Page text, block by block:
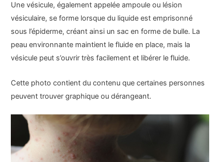
Une vésicule, également appelée ampoule ou lésion
vésiculaire, se forme lorsque du liquide est emprisonné
sous l’épiderme, créant ainsi un sac en forme de bulle. La
peau environnante maintient le fluide en place, mais la
vésicule peut s’ouvrir très facilement et libérer le fluide.
Cette photo contient du contenu que certaines personnes
peuvent trouver graphique ou dérangeant.